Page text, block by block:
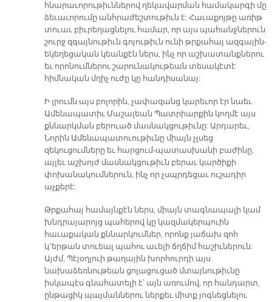
հնարաւորութիւններով ղեկավարման համակարգի մը
ձեւաւորումը անհրաժեշտութիւն է: Հաւաքոյթը առիթ
տուաւ բիւրեղացնելու համար, որ այս պահանջներուն
շուրջ զգայնութիւն գոյութիւն ունի թրքահայ ազգային-
եկեղեցական կեանքէն ներս, ինչ որ աշխատանքներու
եւ որոնումներու շարունակութեան տեսակէտէ
հիմնական մղիչ ուժը կը հանդիսանայ:
Ի լրումն այս բոլորին, չափազանց կարեւոր էր նաեւ
Ամենապատիւ Մաշալեան Պատրիարքին կողմէ այս
քննարկման բերուած մասնակցութիւնը: Արդարեւ,
Նորին Ամենապատուութիւնը միայն չլսեց
զեկուցումները եւ հարցում-պատասխանի բաժինը,
այլեւ աշխոյժ մասնակցութիւն բերաւ կարծիքի
փոխանակումներուն, ինչ որ չսպրդեցաւ ուշադիր
աչքերէ:
Թրքահայ համայնքէն ներս, միայն տագնապալի կամ
խնդրայարոյց պահերով կը կազմակերպուին
հաւաքական քննարկումներ, որոնք յաճախ զոհ
կ՚երթան տուեալ պահու աւելի ճղճիմ հաշիւներուն:
Այժմ, Պէյօղլուի թաղային խորհուրդի այս
նախաձեռնութեան ցոլացուցած մտայնութիւնը
իսկապէս գնահատելի է՝ այն առումով, որ հանդարտ,
ընթացիկ պայմաններու ներքեւ միտք յոգնեցնելու